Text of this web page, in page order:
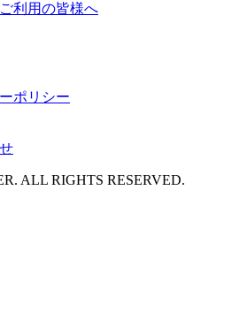
利用の皆様へ
ポリシー
ALL RIGHTS RESERVED.